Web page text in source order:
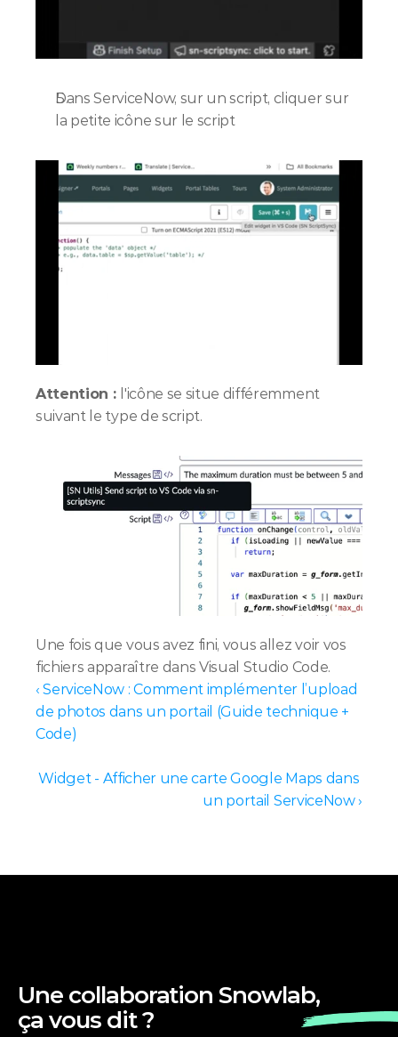
Dans ServiceNow, sur un script, cliquer sur
la petite icône sur le script
Attention : l'icône se situe différemment
suivant le type de script.
Une fois que vous avez fini, vous allez voir vos
fichiers apparaître dans Visual Studio Code.
‹ ServiceNow : Comment implémenter l’upload
de photos dans un portail (Guide technique +
Code)
Widget - Afficher une carte Google Maps dans
un portail ServiceNow ›
Une collaboration Snowlab,
ça vous dit ?